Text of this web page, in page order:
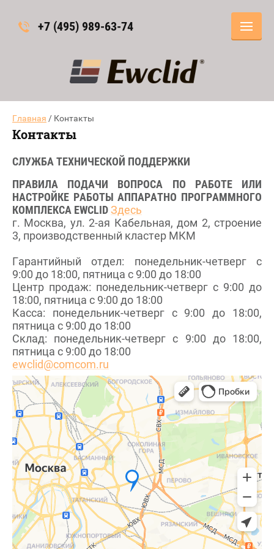
+7 (495) 989-63-74
Главная / Контакты
Контакты
СЛУЖБА ТЕХНИЧЕСКОЙ ПОДДЕРЖКИ
ПРАВИЛА ПОДАЧИ ВОПРОСА ПО РАБОТЕ ИЛИ
НАСТРОЙКЕ РАБОТЫ АППАРАТНО ПРОГРАММНОГО
КОМПЛЕКСА EWCLIDЗдесь
г. Москва, ул. 2-ая Кабельная, дом 2, строение
3, производственный кластер МКМ
Гарантийный отдел: понедельник-четверг с
9:00 до 18:00, пятница с 9:00 до 18:00
Центр продаж: понедельник-четверг с 9:00 до
18:00, пятница с 9:00 до 18:00
Касса: понедельник-четверг с 9:00 до 18:00,
пятница с 9:00 до 18:00
Склад: понедельник-четверг с 9:00 до 18:00,
пятница с 9:00 до 18:00
ewclid@comcom.ru